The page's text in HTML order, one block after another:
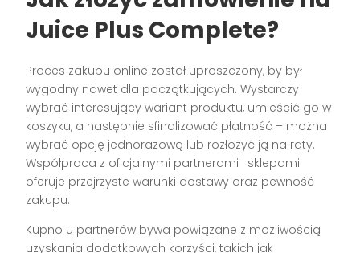
Juice Plus Complete?
Proces zakupu online został uproszczony, by był
wygodny nawet dla początkujących. Wystarczy
wybrać interesujący wariant produktu, umieścić go w
koszyku, a następnie sfinalizować płatność – można
wybrać opcję jednorazową lub rozłożyć ją na raty.
Współpraca z oficjalnymi partnerami i sklepami
oferuje przejrzyste warunki dostawy oraz pewność
zakupu.
Kupno u partnerów bywa powiązane z możliwością
uzyskania dodatkowych korzyści, takich jak